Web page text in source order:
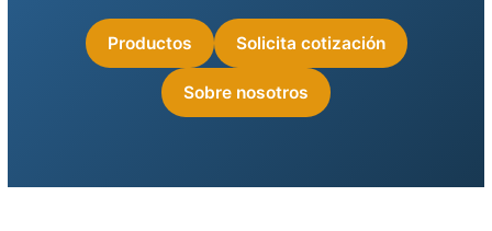
Productos Solicita cotización
Sobre nosotros